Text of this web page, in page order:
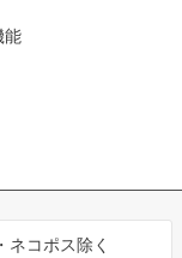
能
ネコポス除く